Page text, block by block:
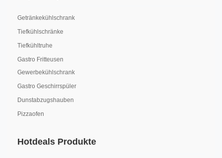
Getränkekühlschrank
Tiefkühlschränke
Tiefkühltruhe
Gastro Fritteusen
Gewerbekühlschrank
Gastro Geschirrspüler
Dunstabzugshauben
Pizzaofen
Hotdeals Produkte